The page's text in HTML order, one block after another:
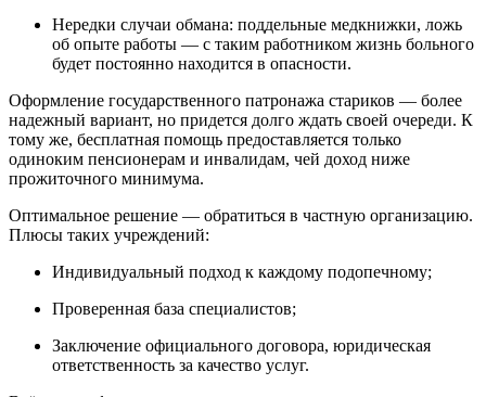
Нередки случаи обмана: поддельные медкнижки, ложь
об опыте работы — с таким работником жизнь больного
будет постоянно находится в опасности.
Оформление государственного патронажа стариков — более
надежный вариант, но придется долго ждать своей очереди. К
тому же, бесплатная помощь предоставляется только
одиноким пенсионерам и инвалидам, чей доход ниже
прожиточного минимума.
Оптимальное решение — обратиться в частную организацию.
Плюсы таких учреждений:
Индивидуальный подход к каждому подопечному;
Проверенная база специалистов;
Заключение официального договора, юридическая
ответственность за качество услуг.